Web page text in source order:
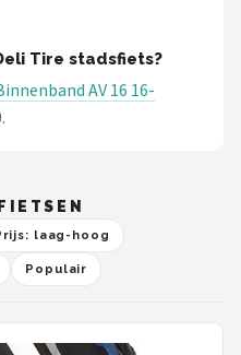
Tire stadsfiets?
AV 16 16-
laag-hoog
Populair